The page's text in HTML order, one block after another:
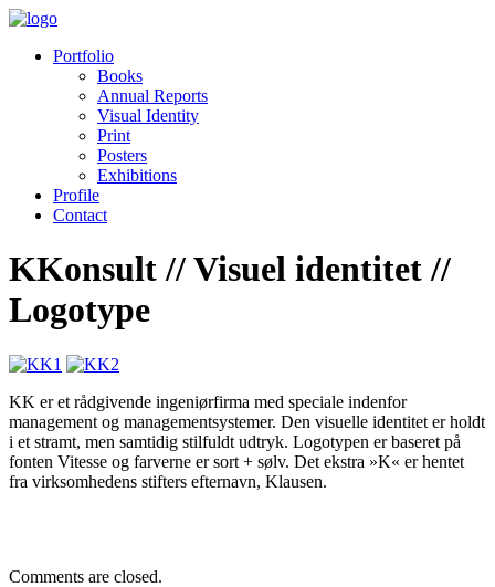
Portfolio
Books
Annual Reports
Visual Identity
Print
Posters
Exhibitions
Profile
Contact
KKonsult // Visuel identitet //
Logotype
KK er et rådgivende ingeniørfirma med speciale indenfor
management og managementsystemer. Den visuelle identitet er holdt
i et stramt, men samtidig stilfuldt udtryk. Logotypen er baseret på
fonten Vitesse og farverne er sort + sølv. Det ekstra »K« er hentet
fra virksomhedens stifters efternavn, Klausen.
Comments are closed.